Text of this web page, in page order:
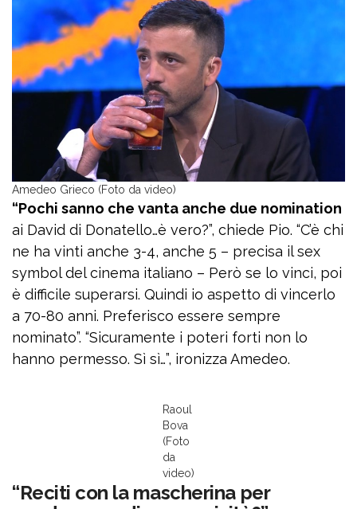
Amedeo Grieco (Foto da video)
“Pochi sanno che vanta anche due nomination
ai David di Donatello…è vero?”, chiede Pio. “C’è chi
ne ha vinti anche 3-4, anche 5 – precisa il sex
symbol del cinema italiano – Però se lo vinci, poi
è difficile superarsi. Quindi io aspetto di vincerlo
a 70-80 anni. Preferisco essere sempre
nominato”. “Sicuramente i poteri forti non lo
hanno permesso. Sì sì…”, ironizza Amedeo.
Raoul
Bova
(Foto
da
video)
“Reciti con la mascherina per